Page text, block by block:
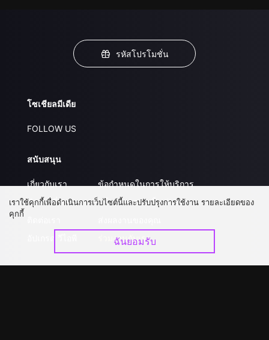
รหัสโปรโมชั่น
โซเชียลมีเดีย
FOLLOW US
สนับสนุน
เกี่ยวกับเรา
คำถามที่พบบ่อย
ข้อกำหนดในการให้บริการ
นโยบายความเป็นส่วนตัว
ร่วมงานกับเรา
เราใช้คุกกี้เพื่อดำเนินการเว็บไซต์นี้และปรับปรุงการใช้งาน รายละเอียดของ
คุกกี้
ฉันยอมรับ